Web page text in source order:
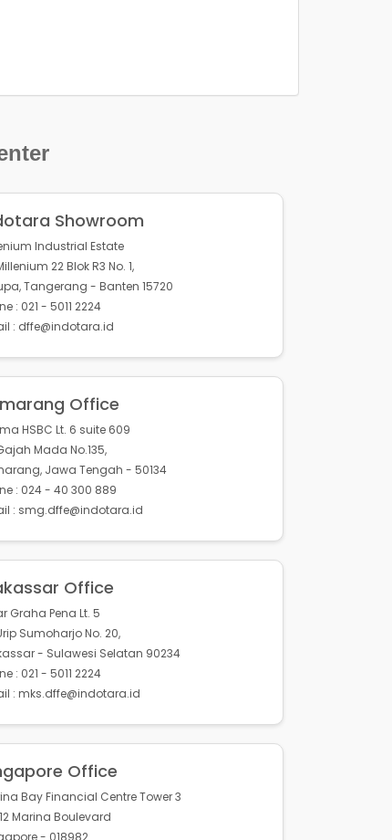
Showroom
Industrial Estate
22 Blok R3 No. 1,
Tangerang - Banten 15720
: 021 - 5011 2224
: dffe@indotara.id
Office
HSBC Lt. 6 suite 609
Mada No.135,
Jawa Tengah - 50134
: 024 - 40 300 889
: smg.dffe@indotara.id
Office
Graha Pena Lt. 5
Sumoharjo No. 20,
- Sulawesi Selatan 90234
: 021 - 5011 2224
: mks.dffe@indotara.id
Office
Bay Financial Centre Tower 3
12 Marina Boulevard
- 018982